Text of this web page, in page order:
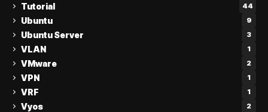
Tutorial 44
Ubuntu 9
Ubuntu Server 3
VLAN 1
VMware 2
VPN 1
VRF 1
Vyos 2